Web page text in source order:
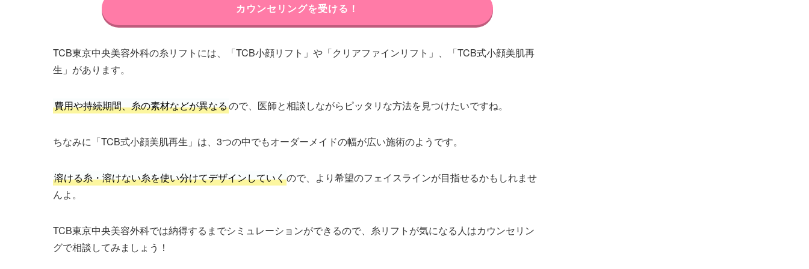
カウンセリングを受ける！
TCB東京中央美容外科の糸リフトには、「TCB小顔リフト」や「クリアファインリフト」、「TCB式小顔美肌再
生」があります。
費用や持続期間、糸の素材などが異なるので、医師と相談しながらピッタリな方法を見つけたいですね。
ちなみに「TCB式小顔美肌再生」は、3つの中でもオーダーメイドの幅が広い施術のようです。
溶ける糸・溶けない糸を使い分けてデザインしていくので、より希望のフェイスラインが目指せるかもしれませ
んよ。
TCB東京中央美容外科では納得するまでシミュレーションができるので、糸リフトが気になる人はカウンセリン
グで相談してみましょう！